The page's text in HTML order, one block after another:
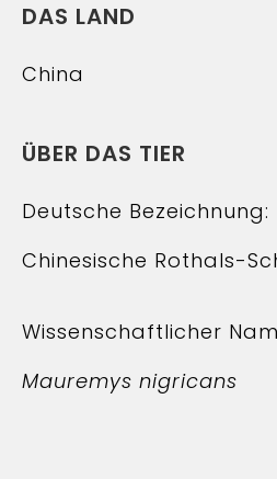
DAS LAND
China
ÜBER DAS TIER
Deutsche Bezeichnung:
Chinesische Rothals-
Wissenschaftlicher
Mauremys nigricans